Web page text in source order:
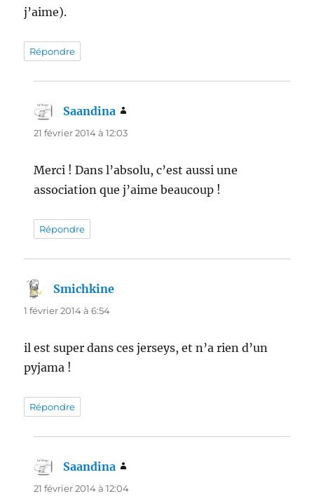
j’aime).
Répondre
Saandina
21 février 2014 à 12:03
Merci ! Dans l’absolu, c’est aussi une
association que j’aime beaucoup !
Répondre
Smichkine
1 février 2014 à 6:54
il est super dans ces jerseys, et n’a rien d’un
pyjama !
Répondre
Saandina
21 février 2014 à 12:04